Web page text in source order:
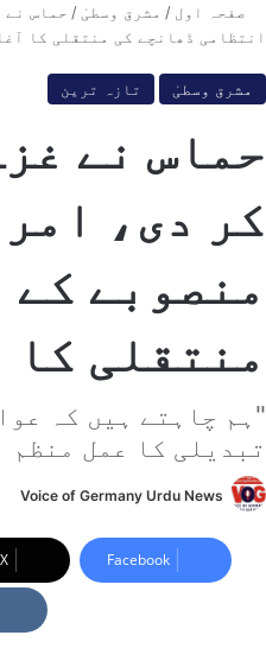
صفحہ اول / مشرق وسطیٰ / حماس نے
انتظامی ڈھانچے کی منتقلی کا
مشرق وسطیٰ تازہ ترین
حماس نے
کر دی،
منصوبے
منتقلی کا
"ہم چاہتے ہیں کہ
تبدیلی کا عمل منظم
Voice of Germany Urdu News
n
Facebook
X